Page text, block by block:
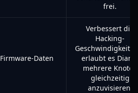
frei.
Firmware-Daten
Verbessert die
Hacking-
Geschwindigkeit
erlaubt es Diana,
mehrere Knoten
gleichzeitig
anzuvisieren.